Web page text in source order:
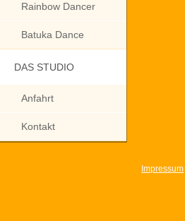
Rainbow Dancer
Batuka Dance
DAS STUDIO
Anfahrt
Kontakt
Impressum